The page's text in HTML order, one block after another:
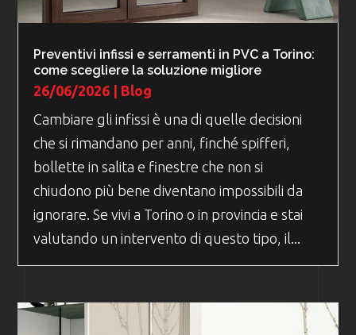
Preventivi infissi e serramenti in PVC a Torino:
come scegliere la soluzione migliore
26/06/2026 | Blog
Cambiare gli infissi è una di quelle decisioni
che si rimandano per anni, finché spifferi,
bollette in salita e finestre che non si
chiudono più bene diventano impossibili da
ignorare. Se vivi a Torino o in provincia e stai
valutando un intervento di questo tipo, il...